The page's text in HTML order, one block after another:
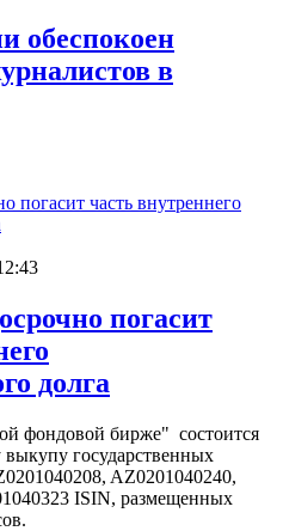
обеспокоен
в
погасит
долга
фондовой бирже" состоится
государственных
AZ0201040240,
ISIN, размещенных